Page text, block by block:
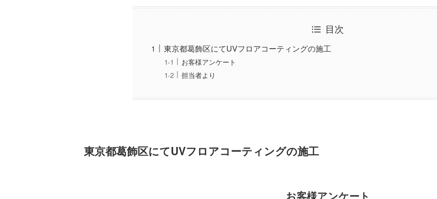
目次
東京都葛飾区にてUVフロアコーティングの施工
お客様アンケート
担当者より
東京都葛飾区にてUVフロアコーティングの施工
お客様アンケート